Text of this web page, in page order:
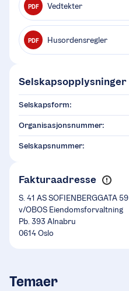
PDF Vedtekter
PDF Husordensregler
Selskapsopplysninger
Selskapsform:
Organisasjonsnummer:
Selskapsnummer:
Fakturaadresse
S. 41 AS SOFIENBERGGATA 59
v/OBOS Eiendomsforvaltning
Pb. 393 Alnabru
0614 Oslo
Temaer